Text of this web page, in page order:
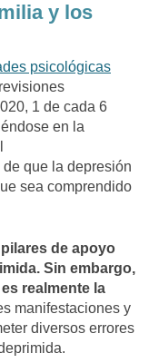
y los
psicológicas
1 de cada 6
en la
que la depresión
sea comprendido
de apoyo
Sin embargo,
realmente la
manifestaciones y
diversos errores